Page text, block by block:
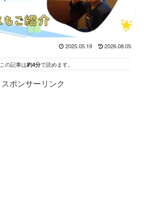
2025.05.19 2026.08.05
この記事は約4分で読めます。
スポンサーリンク